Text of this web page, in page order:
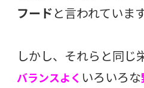
フード と言われています
しかし、それらと同じ
バランスよく いろいろな